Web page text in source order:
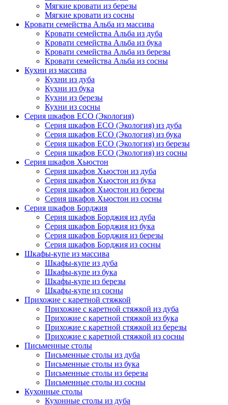
Мягкие кровати из березы
Мягкие кровати из сосны
Кровати семейства Альба из массива
Кровати семейства Альба из дуба
Кровати семейства Альба из бука
Кровати семейства Альба из березы
Кровати семейства Альба из сосны
Кухни из массива
Кухни из дуба
Кухни из бука
Кухни из березы
Кухни из сосны
Серия шкафов ECO (Экология)
Серия шкафов ECO (Экология) из дуба
Серия шкафов ECO (Экология) из бука
Серия шкафов ECO (Экология) из березы
Серия шкафов ECO (Экология) из сосны
Серия шкафов Хьюстон
Серия шкафов Хьюстон из дуба
Серия шкафов Хьюстон из бука
Серия шкафов Хьюстон из березы
Серия шкафов Хьюстон из сосны
Серия шкафов Борджия
Серия шкафов Борджия из дуба
Серия шкафов Борджия из бука
Серия шкафов Борджия из березы
Серия шкафов Борджия из сосны
Шкафы-купе из массива
Шкафы-купе из дуба
Шкафы-купе из бука
Шкафы-купе из березы
Шкафы-купе из сосны
Прихожие с каретной стяжкой
Прихожие с каретной стяжкой из дуба
Прихожие с каретной стяжкой из бука
Прихожие с каретной стяжкой из березы
Прихожие с каретной стяжкой из сосны
Письменные столы
Письменные столы из дуба
Письменные столы из бука
Письменные столы из березы
Письменные столы из сосны
Кухонные столы
Кухонные столы из дуба